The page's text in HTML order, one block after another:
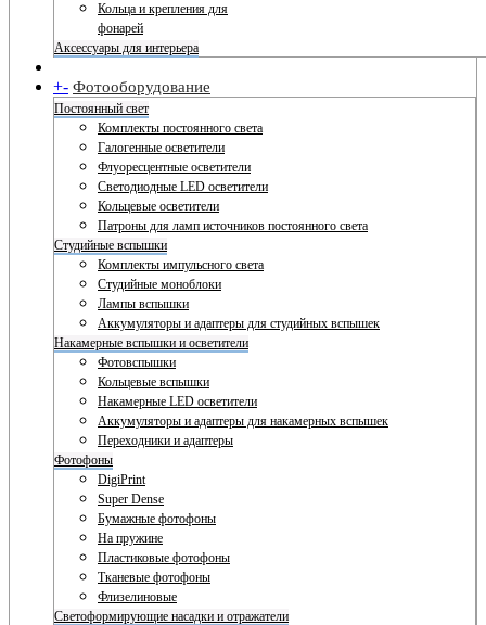
Кольца и крепления для
фонарей
Аксессуары для интерьера
+- Фотооборудование
Постоянный свет
Комплекты постоянного света
Галогенные осветители
Флуоресцентные осветители
Светодиодные LED осветители
Кольцевые осветители
Патроны для ламп источников постоянного света
Студийные вспышки
Комплекты импульсного света
Студийные моноблоки
Лампы вспышки
Аккумуляторы и адаптеры для студийных вспышек
Накамерные вспышки и осветители
Фотовспышки
Кольцевые вспышки
Накамерные LED осветители
Аккумуляторы и адаптеры для накамерных вспышек
Переходники и адаптеры
Фотофоны
DigiPrint
Super Dense
Бумажные фотофоны
На пружине
Пластиковые фотофоны
Тканевые фотофоны
Флизелиновые
Светоформирующие насадки и отражатели